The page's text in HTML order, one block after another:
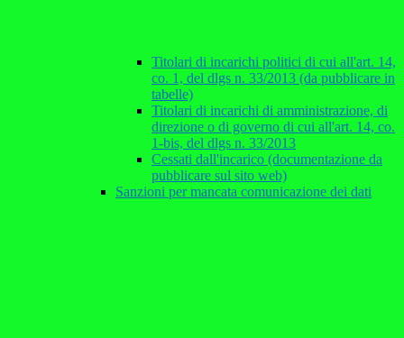
Titolari di incarichi politici di cui all'art. 14,
co. 1, del dlgs n. 33/2013 (da pubblicare in
tabelle)
Titolari di incarichi di amministrazione, di
direzione o di governo di cui all'art. 14, co.
1-bis, del dlgs n. 33/2013
Cessati dall'incarico (documentazione da
pubblicare sul sito web)
Sanzioni per mancata comunicazione dei dati